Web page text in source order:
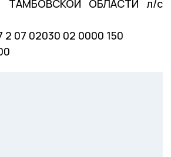
ТАМБОВСКОЙ ОБЛАСТИ л/с
07 02030 02 0000 150